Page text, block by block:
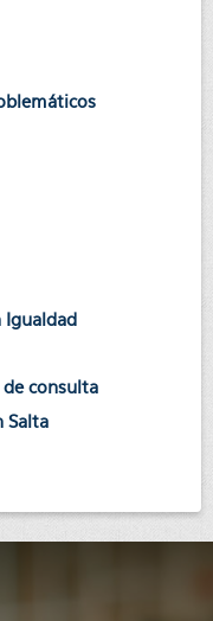
Igualdad
de consulta
Salta